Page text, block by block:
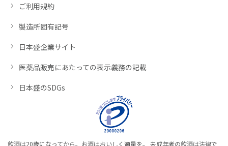
ご利用規約
製造所固有記号
日本盛企業サイト
医薬品販売にあたっての表示義務の記載
日本盛のSDGs
飲酒は20歳になってから。お酒はおいしく適量を。 未成年者の飲酒は法律で